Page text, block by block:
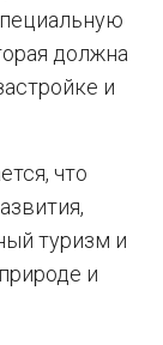
должна
и
что
туризм и
и